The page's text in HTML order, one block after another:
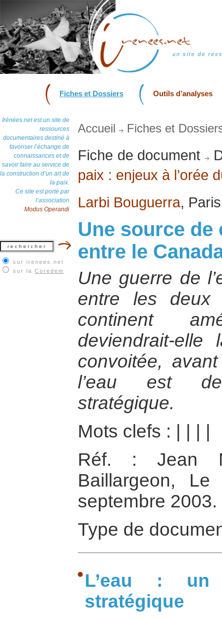
un site de
Fiches et Dossiers Outils d’analyses
Irénées.net est un site de
ressources
documentaires destiné à
favoriser l’échange de
connaissances et de
savoir faire au service de
la construction d’un art de
la paix.
Ce site est porté par
l’association
Modus Operandi
sur irenees.net
sur la Coredem
Accueil Fiches et
Fiche de document
paix : enjeux à l’orée
Larbi Bouguerra,
Une source
entre le
Une guerre de
entre les
continent
deviendrait-
convoitée,
l’eau est
stratégique.
Mots clefs :
Réf. : Jean
Baillargeon,
septembre 2003.
Type de
L’eau : un
stratégique